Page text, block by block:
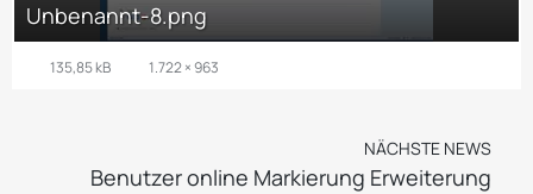
Unbenannt-8.png
135,85 kB 1.722 × 963
NÄCHSTE NEWS
Benutzer online Markierung Erweiterung